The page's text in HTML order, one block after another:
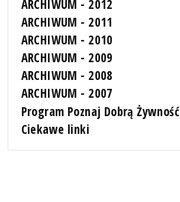
ARCHIWUM - 2012
ARCHIWUM - 2011
ARCHIWUM - 2010
ARCHIWUM - 2009
ARCHIWUM - 2008
ARCHIWUM - 2007
Program Poznaj Dobrą Żywność
Ciekawe linki